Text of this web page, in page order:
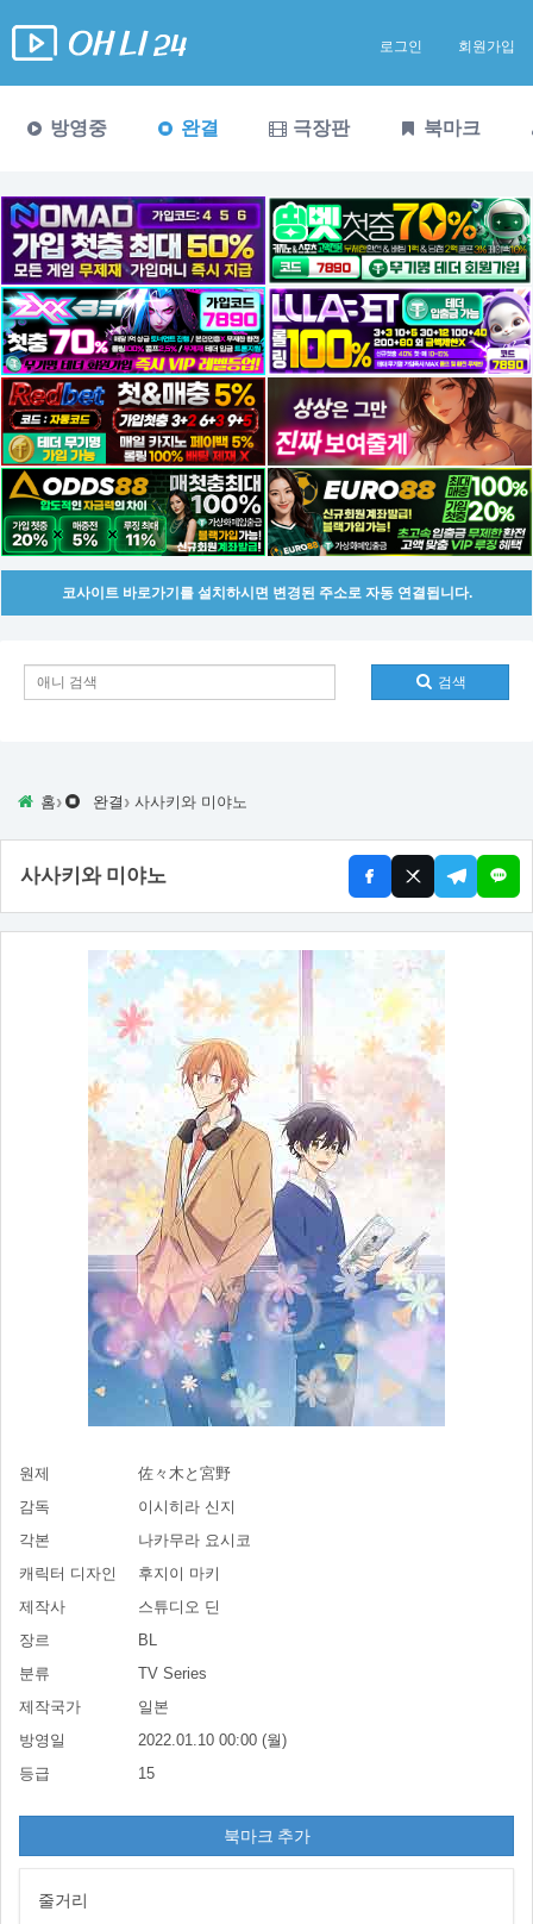
로그인 회원가입
방영중 완결 극장판 북마크
코사이트 바로가기를 설치하시면 변경된 주소로 자동 연결됩니다.
검색
홈› 완결 › 사사키와 미야노
사사키와 미야노
원제
佐々木と宮野
감독
이시히라 신지
각본
나카무라 요시코
캐릭터 디자인
후지이 마키
제작사
스튜디오 딘
장르
BL
분류
TV Series
제작국가
일본
방영일
2022.01.10 00:00 (월)
등급
15
북마크 추가
줄거리